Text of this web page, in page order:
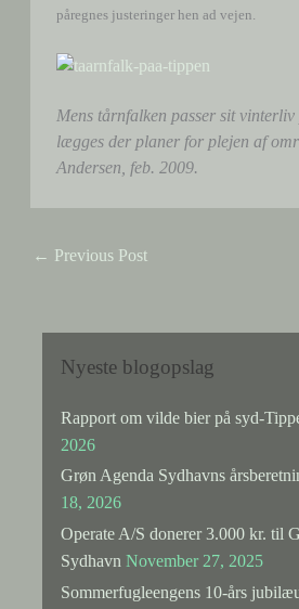
påregnes justeringer hen ad vejen.
Mens tårnfalken passer sit vinterliv
lægges der planer for plejen af
Andersen, feb. 2009.
← Previous Post
Nyeste blogopslag
Rapport om vilde bier på syd-
2026
Grøn Agenda Sydhavns
18, 2026
Operate A/S donerer 3.000 kr. til
Sydhavn November 27, 2025
Sommerfugleengens 10-års